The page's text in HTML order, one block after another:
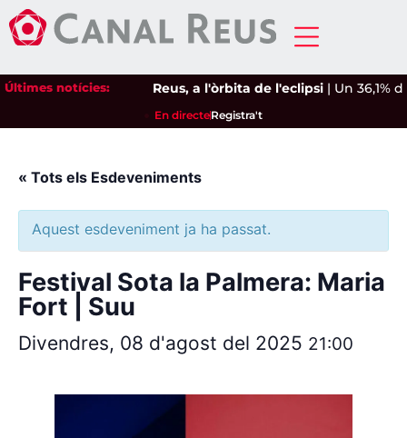
Últimes notícies: Reus, a l'òrbita de l'eclipsi|Un 36,1%
En directeRegistra't
« Tots els Esdeveniments
Aquest esdeveniment ja ha passat.
Festival Sota la Palmera: Maria
Fort | Suu
Divendres, 08 d'agost del 2025 21:00